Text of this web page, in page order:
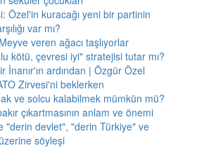
Özel'in kuracağı yeni bir partinin
var mı?
veren ağacı taşlıyorlar
kötü, çevresi iyi" stratejisi tutar mı?
İnanır'ın ardından | Özgür Özel
Zirvesi'ni beklerken
ve solcu kalabilmek mümkün mü?
çıkartmasının anlam ve önemi
"derin devlet", "derin Türkiye" ve
söyleşi